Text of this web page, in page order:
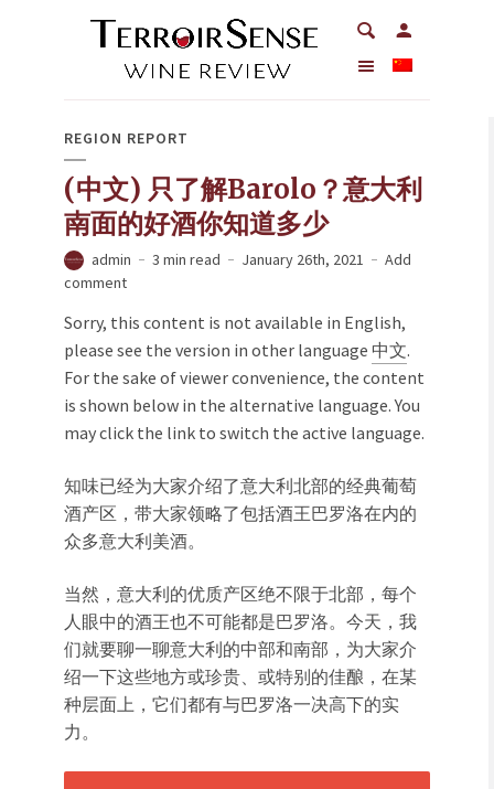
REGION REPORT
(中文) 只了解Barolo？意大利
南面的好酒你知道多少
admin 3 min read January 26th, 2021
Add
comment
Sorry, this content is not available in English,
please see the version in other language 中文.
For the sake of viewer convenience, the content
is shown below in the alternative language. You
may click the link to switch the active language.
知味已经为大家介绍了意大利北部的经典葡萄
酒产区，带大家领略了包括酒王巴罗洛在内的
众多意大利美酒。
当然，意大利的优质产区绝不限于北部，每个
人眼中的酒王也不可能都是巴罗洛。今天，我
们就要聊一聊意大利的中部和南部，为大家介
绍一下这些地方或珍贵、或特别的佳酿，在某
种层面上，它们都有与巴罗洛一决高下的实
力。